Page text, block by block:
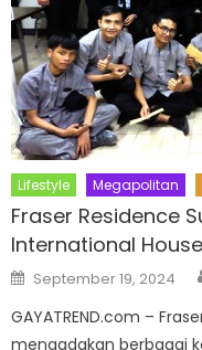
Lifestyle Megapolitan
Fraser Residence
International
Posted
on
September 19, 2024
GAYATREND.com –
mengadakan berbagai